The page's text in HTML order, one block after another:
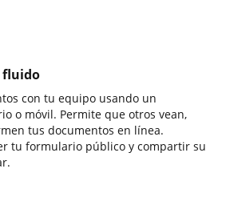
fluido
con tu equipo usando un
o móvil. Permite que otros vean,
tus documentos en línea.
tu formulario público y compartir su